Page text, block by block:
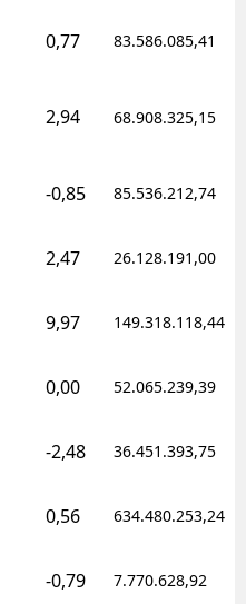
Diyarbakır
Elazığ
Eskişehir
Gümüşhane
Hakkari
Mersin
0,77 83.586.085,41
2,94 68.908.325,15
-0,85 85.536.212,74
2,47 26.128.191,00
9,97 149.318.118,44
0,00 52.065.239,39
-2,48 36.451.393,75
0,56 634.480.253,24
-0,79 7.770.628,92